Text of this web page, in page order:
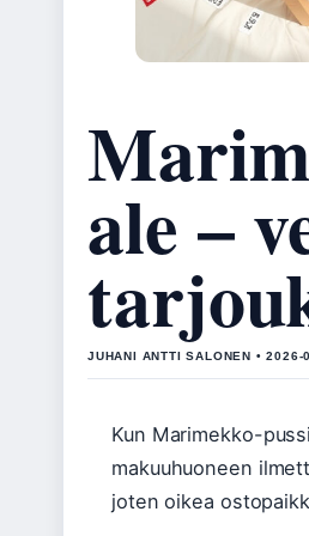
ale –
JUHANI ANTTI SALONEN • 2026-
Kun Marimekko-
makuuhuoneen
joten oikea